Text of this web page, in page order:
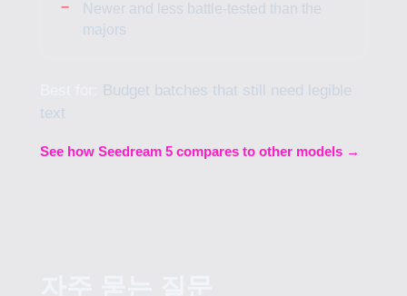
Newer and less battle-tested than the
majors
Budget batches that still need legible
text
See how Seedream 5 compares to other models →